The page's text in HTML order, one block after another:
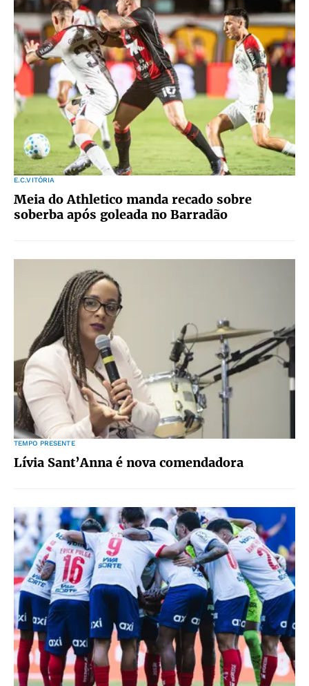
E.C.VITÓRIA
Meia do Athletico manda recado sobre
soberba após goleada no Barradão
TEMPO PRESENTE
Lívia Sant’Anna é nova comendadora